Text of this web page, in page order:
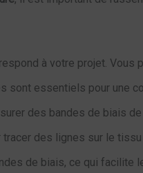
à votre projet.
sont essentiels pour une
des bandes de biais
tracer des lignes sur le
de biais, ce qui facilite